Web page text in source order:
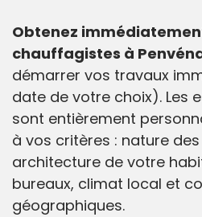
Obtenez
chauffagistes à
démarrer vos travaux
date de votre choix). Les
sont entièrement
à vos critères : nature
architecture de votre
bureaux, climat local et
géographiques.